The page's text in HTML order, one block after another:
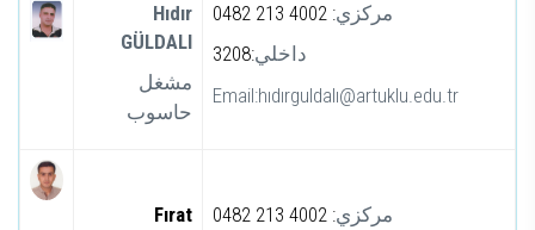
Hıdır
GÜLDALI
مشغل
حاسوب
0482 213 4002 :مركزي
3208:داخلي
Email:hıdırguldalı@artuklu.edu.tr
Fırat
0482 213 4002 :مركزي